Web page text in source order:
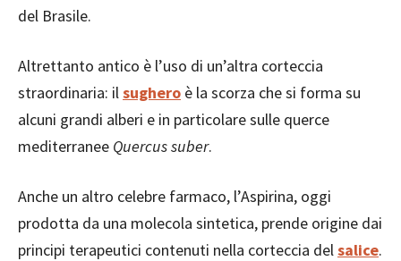
del Brasile.
Altrettanto antico è l’uso di un’altra corteccia
straordinaria: ilsughero è la scorza che si forma su
alcuni grandi alberi e in particolare sulle querce
mediterranee Quercus suber.
Anche un altro celebre farmaco, l’Aspirina, oggi
prodotta da una molecola sintetica, prende origine dai
principi terapeutici contenuti nella corteccia delsalice.